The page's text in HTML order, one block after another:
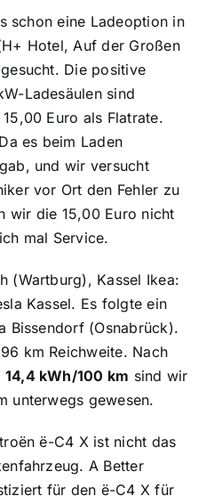
schon eine Ladeoption in
Hotel, Auf der Großen
Die positive
Ladesäulen sind
Euro als Flatrate.
es beim Laden
und wir versucht
vor Ort den Fehler zu
wir die 15,00 Euro nicht
mal Service.
(Wartburg), Kassel Ikea:
Kassel. Es folgte ein
Bissendorf (Osnabrück).
km Reichweite. Nach
14,4 kWh/100 km sind wir
unterwegs gewesen.
ë-C4 X ist nicht das
A Better
für den ë-C4 X für